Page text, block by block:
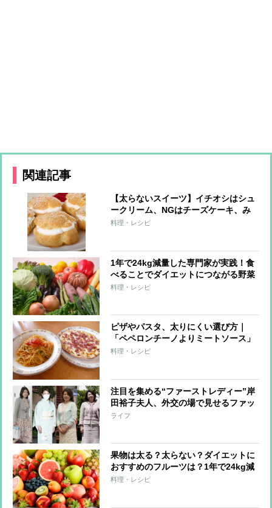
関連記事
【太らないスイーツ】イチオシはシュ
ークリーム、NGはチーズケーキ、み
たらし団子
料理・レシピ
1年で24kg減量した専門家が実践！食
べることでダイエットにつながる野菜
3つと調理法
料理・レシピ
ピザやパスタ、太りにくい選び方｜
「ペペロンチーノよりミートソース」
その理由
料理・レシピ
注目を集める“ファーストレディー”岸
田裕子夫人、外交の場で見せるファッ
ションセンスとその素顔 英語が堪
ライフ
果物は太る？太らない？ダイエットに
おすすめのフルーツは？1年で24kg減
量した専門家が解説
料理・レシピ